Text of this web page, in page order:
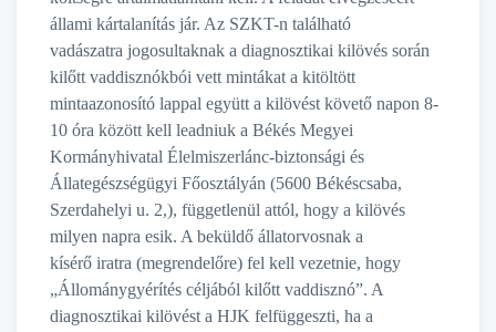
állami kártalanítás jár. Az SZKT-n található
vadászatra jogosultaknak a diagnosztikai kilövés során
kilőtt vaddisznókbói vett mintákat a kitöltött
mintaazonosító lappal együtt a kilövést követő napon 8-
10 óra között kell leadniuk a Békés Megyei
Kormányhivatal Élelmiszerlánc-biztonsági és
Állategészségügyi Főosztályán (5600 Békéscsaba,
Szerdahelyi u. 2,), függetlenül attól, hogy a kilövés
milyen napra esik. A beküldő állatorvosnak a
kísérő iratra (megrendelőre) fel kell vezetnie, hogy
„Állománygyérítés céljából kilőtt vaddisznó”. A
diagnosztikai kilövést a HJK felfüggeszti, ha a